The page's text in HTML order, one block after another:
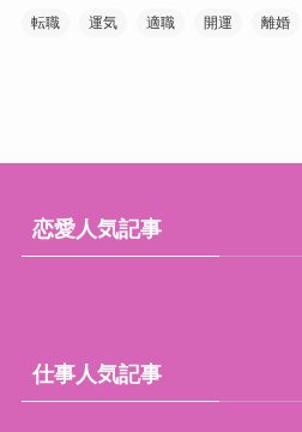
転職 運気 適職 開運 離婚
恋愛人気記事
仕事人気記事